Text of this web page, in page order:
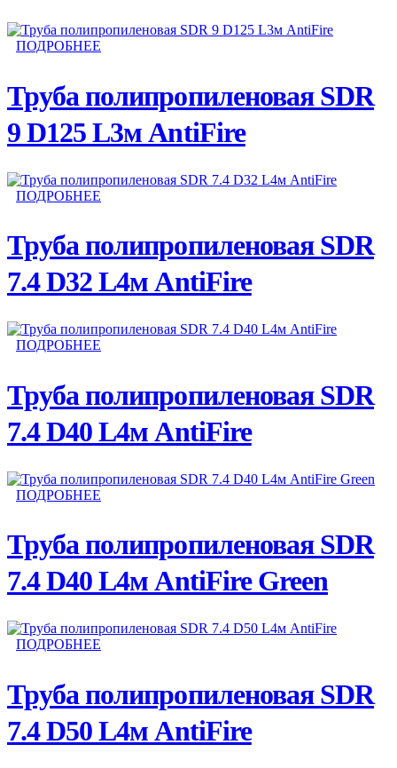
ПОДРОБНЕЕ
Труба полипропиленовая SDR
9 D125 L3м AntiFire
ПОДРОБНЕЕ
Труба полипропиленовая SDR
7.4 D32 L4м AntiFire
ПОДРОБНЕЕ
Труба полипропиленовая SDR
7.4 D40 L4м AntiFire
ПОДРОБНЕЕ
Труба полипропиленовая SDR
7.4 D40 L4м AntiFire Green
ПОДРОБНЕЕ
Труба полипропиленовая SDR
7.4 D50 L4м AntiFire